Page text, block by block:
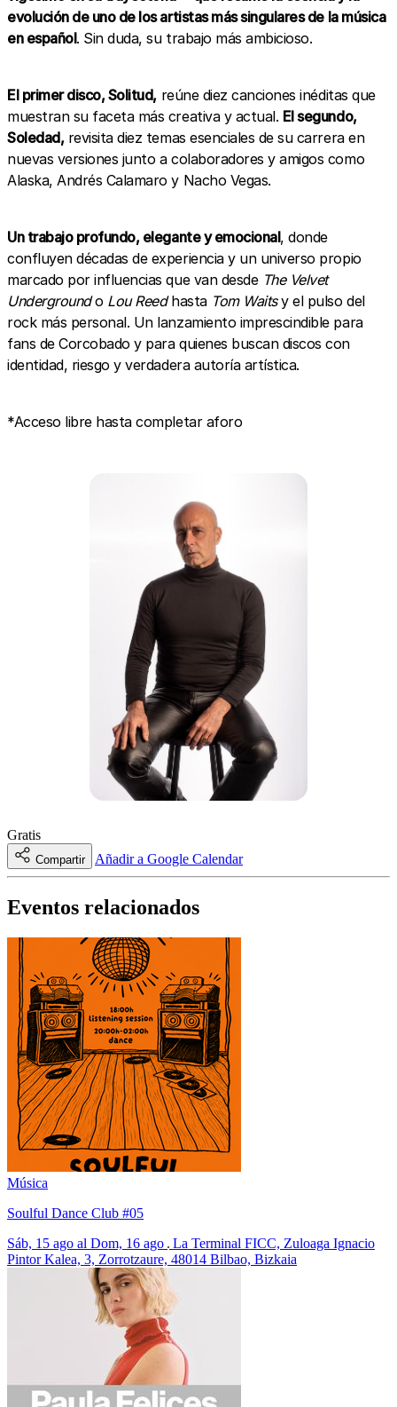
evolución de uno de los artistas más singulares de la música
en español. Sin duda, su trabajo más ambicioso.
El primer disco, Solitud, reúne diez canciones inéditas que
muestran su faceta más creativa y actual. El segundo,
Soledad,revisita diez temas esenciales de su carrera en
nuevas versiones junto a colaboradores y amigos como
Alaska, Andrés Calamaro y Nacho Vegas.
Un trabajo profundo, elegante y emocional, donde
confluyen décadas de experiencia y un universo propio
marcado por influencias que van desde The Velvet
Undergroundo Lou Reedhasta Tom Waitsy el pulso del
rock más personal. Un lanzamiento imprescindible para
fans de Corcobado y para quienes buscan discos con
identidad, riesgo y verdadera autoría artística.
*Acceso libre hasta completar aforo
Gratis
Compartir Añadir a Google Calendar
Eventos relacionados
Música
Soulful Dance Club #05
Sáb, 15 ago al Dom, 16 ago La Terminal FICC, Zuloaga Ignacio
Pintor Kalea, 3, Zorrotzaure, 48014 Bilbao, Bizkaia